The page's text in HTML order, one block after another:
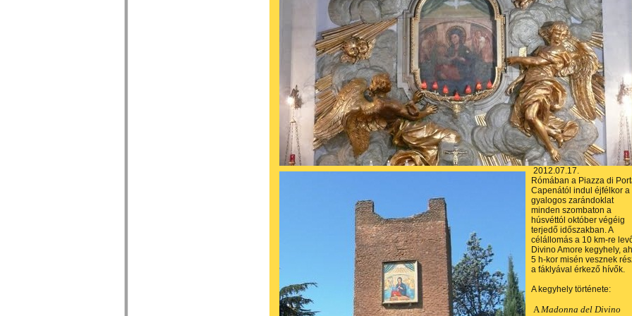
2012.07.17.
Rómában a Piazza di
Capenától indul éjfélkor a
gyalogos zarándoklat
minden szombaton a
húsvéttól október végéig
terjedő időszakban. A
célállomás a 10 km-re
Divino Amore kegyhely,
5 h-kor misén vesznek
a fáklyával érkező hívők.
A kegyhely története:
AMadonna del Divino